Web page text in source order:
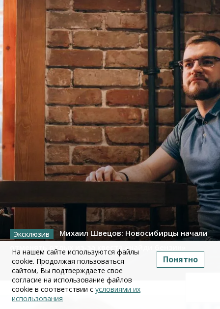
Михаил Швецов: Новосибирцы начали
отменять отдых из-за квеста «найди бензин»
09 июля 2026
На нашем сайте используются файлы
cookie. Продолжая пользоваться
сайтом, Вы подтверждаете свое
согласие на использование файлов
cookie в соответствии с условиями их
использования
Понятно